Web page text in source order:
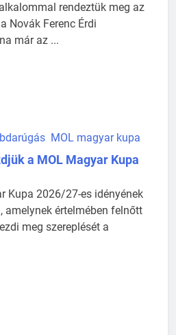
rendeztük meg az
Novák Ferenc Érdi
már az ...
MOL magyar kupa
a MOL Magyar Kupa
Kupa 2026/27-es idényének
amelynek értelmében felnőtt
meg szereplését a